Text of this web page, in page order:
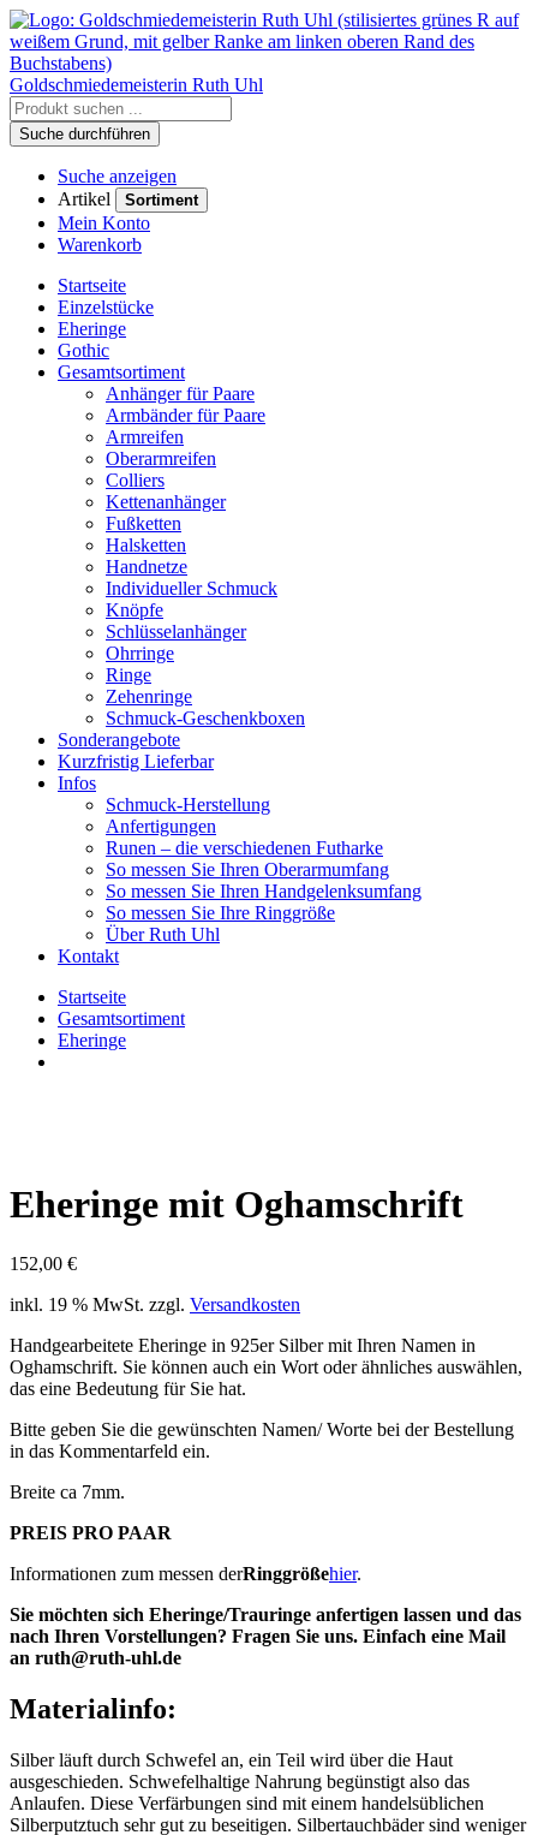
Goldschmiedemeisterin Ruth Uhl
Suche durchführen
Suche anzeigen
Artikel
Sortiment
Mein Konto
Warenkorb
Startseite
Einzelstücke
Eheringe
Gothic
Gesamtsortiment
Anhänger für Paare
Armbänder für Paare
Armreifen
Oberarmreifen
Colliers
Kettenanhänger
Fußketten
Halsketten
Handnetze
Individueller Schmuck
Knöpfe
Schlüsselanhänger
Ohrringe
Ringe
Zehenringe
Schmuck-Geschenkboxen
Sonderangebote
Kurzfristig Lieferbar
Infos
Schmuck-Herstellung
Anfertigungen
Runen – die verschiedenen Futharke
So messen Sie Ihren Oberarmumfang
So messen Sie Ihren Handgelenksumfang
So messen Sie Ihre Ringgröße
Über Ruth Uhl
Kontakt
Startseite
Gesamtsortiment
Eheringe
Eheringe mit Oghamschrift
152,00 €
inkl. 19 % MwSt. zzgl. Versandkosten
Handgearbeitete Eheringe in 925er Silber mit Ihren Namen in
Oghamschrift. Sie können auch ein Wort oder ähnliches auswählen,
das eine Bedeutung für Sie hat.
Bitte geben Sie die gewünschten Namen/ Worte bei der Bestellung
in das Kommentarfeld ein.
Breite ca 7mm.
PREIS PRO PAAR
Informationen zum messen derRinggrößehier.
Sie möchten sich Eheringe/Trauringe anfertigen lassen und das
nach Ihren Vorstellungen? Fragen Sie uns. Einfach eine Mail
an ruth@ruth-uhl.de
Materialinfo:
Silber läuft durch Schwefel an, ein Teil wird über die Haut
ausgeschieden. Schwefelhaltige Nahrung begünstigt also das
Anlaufen. Diese Verfärbungen sind mit einem handelsüblichen
Silberputztuch sehr gut zu beseitigen. Silbertauchbäder sind weniger